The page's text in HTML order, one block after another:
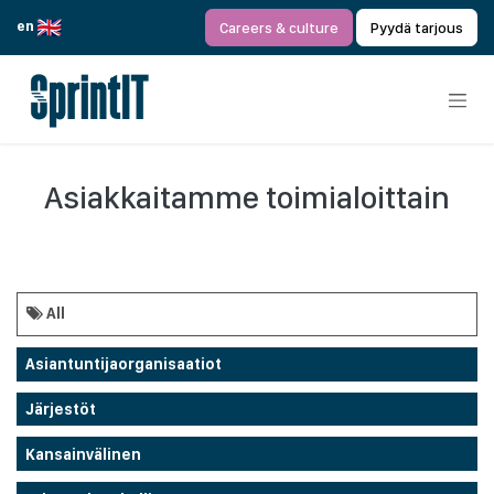
en
Careers & culture Pyydä tarjous
Asiakkaitamme toimialoittain
All
Asiantuntijaorganisaatiot
Järjestöt
Kansainvälinen